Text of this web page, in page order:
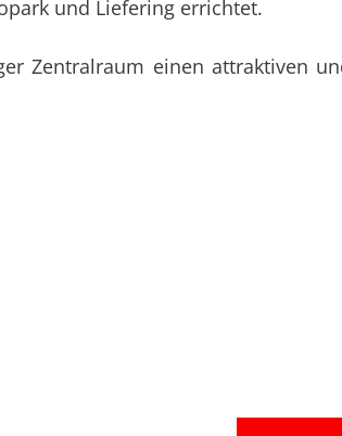
und Liefering errichtet.
Zentralraum einen attraktiven